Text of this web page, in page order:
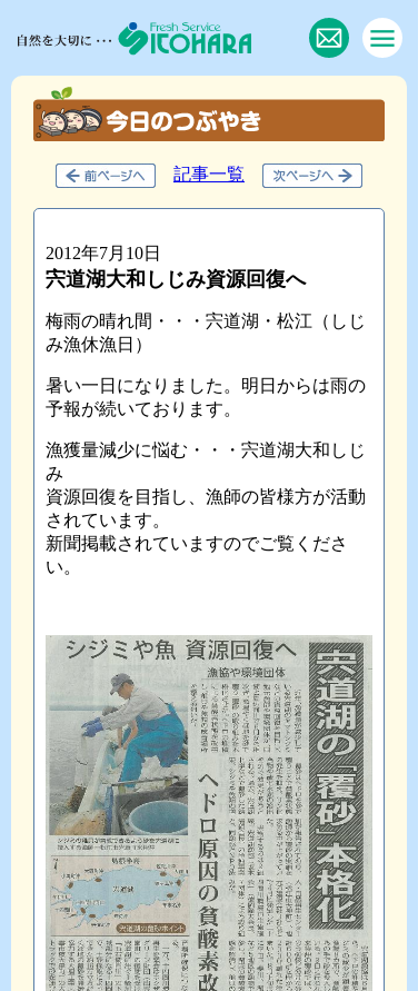
記事一覧
2012年7月10日
宍道湖大和しじみ資源回復へ
梅雨の晴れ間・・・宍道湖・松江（しじ
み漁休漁日）
暑い一日になりました。明日からは雨の
予報が続いております。
漁獲量減少に悩む・・・宍道湖大和しじ
み
資源回復を目指し、漁師の皆様方が活動
されています。
新聞掲載されていますのでご覧くださ
い。